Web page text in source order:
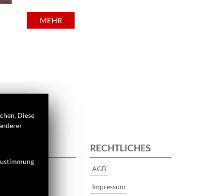
MEHR
RECHTLICHES
AGB
Impressum
Diese